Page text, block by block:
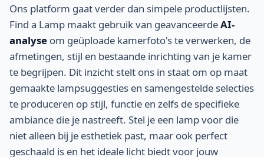
Ons platform gaat verder dan simpele productlijsten.
Find a Lamp maakt gebruik van geavanceerdeAI-
analyse om geüploade kamerfoto's te verwerken, de
afmetingen, stijl en bestaande inrichting van je kamer
te begrijpen. Dit inzicht stelt ons in staat om op maat
gemaakte lampsuggesties en samengestelde selecties
te produceren op stijl, functie en zelfs de specifieke
ambiance die je nastreeft. Stel je een lamp voor die
niet alleen bij je esthetiek past, maar ook perfect
geschaald is en het ideale licht biedt voor jouw